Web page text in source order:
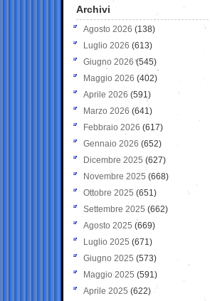
Archivi
Agosto 2026 (138)
Luglio 2026 (613)
Giugno 2026 (545)
Maggio 2026 (402)
Aprile 2026 (591)
Marzo 2026 (641)
Febbraio 2026 (617)
Gennaio 2026 (652)
Dicembre 2025 (627)
Novembre 2025 (668)
Ottobre 2025 (651)
Settembre 2025 (662)
Agosto 2025 (669)
Luglio 2025 (671)
Giugno 2025 (573)
Maggio 2025 (591)
Aprile 2025 (622)